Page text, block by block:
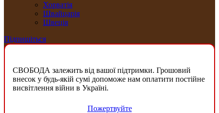
Хорватія
Швайцарія
Швеція
Підпишіться
СВОБОДА залежить від вашої підтримки. Грошовий
внесок у будь-якій сумі допоможе нам оплатити постійне
висвітлення війни в Україні.
Пожертвуйте